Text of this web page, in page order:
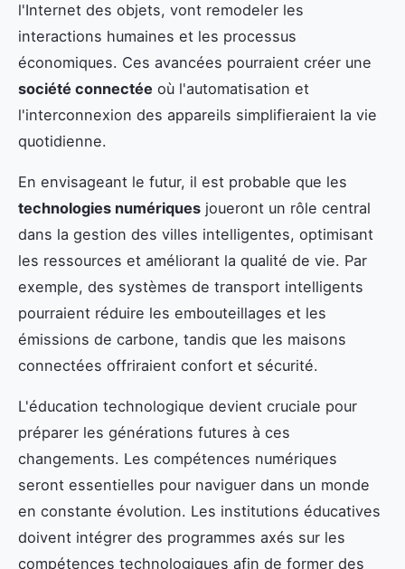
l'Internet des objets, vont remodeler les
interactions humaines et les processus
économiques. Ces avancées pourraient créer une
société connectée où l'automatisation et
l'interconnexion des appareils simplifieraient la vie
quotidienne.
En envisageant le futur, il est probable que les
technologies numériques joueront un rôle central
dans la gestion des villes intelligentes, optimisant
les ressources et améliorant la qualité de vie. Par
exemple, des systèmes de transport intelligents
pourraient réduire les embouteillages et les
émissions de carbone, tandis que les maisons
connectées offriraient confort et sécurité.
L'éducation technologique devient cruciale pour
préparer les générations futures à ces
changements. Les compétences numériques
seront essentielles pour naviguer dans un monde
en constante évolution. Les institutions éducatives
doivent intégrer des programmes axés sur les
compétences technologiques afin de former des